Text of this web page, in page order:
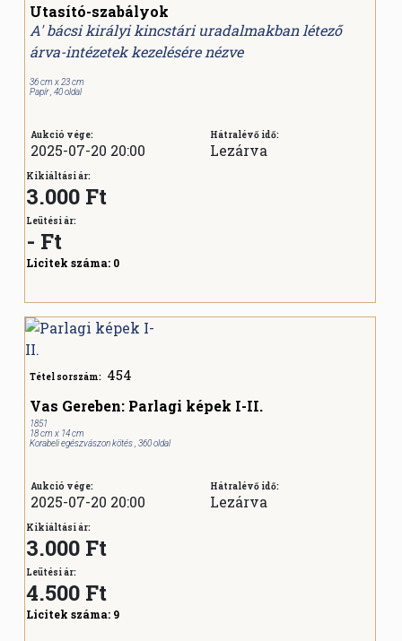
Utasító-szabályok
A' bácsi királyi kincstári uradalmakban létező
árva-intézetek kezelésére nézve
36 cm x 23 cm
Papír , 40 oldal
Aukció vége:
2025-07-20 20:00
Hátralévő idő:
Lezárva
Kikiáltási ár:
3.000 Ft
Leütési ár:
- Ft
Licitek száma: 0
Tétel sorszám: 454
Vas Gereben: Parlagi képek I-II.
1851
18 cm x 14 cm
Korabeli egészvászon kötés , 360 oldal
Aukció vége:
2025-07-20 20:00
Hátralévő idő:
Lezárva
Kikiáltási ár:
3.000 Ft
Leütési ár:
4.500 Ft
Licitek száma: 9